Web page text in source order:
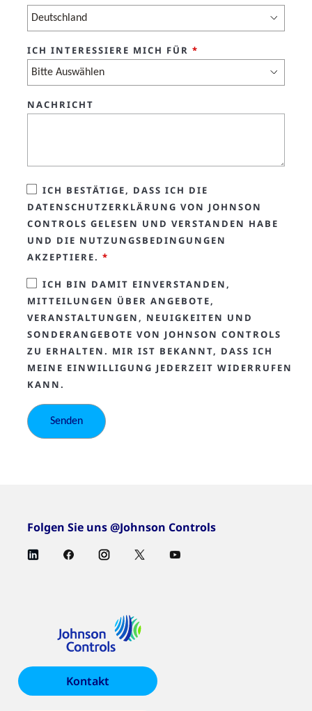
ICH INTERESSIERE MICH FÜR *
NACHRICHT
ICH BESTÄTIGE, DASS ICH DIE
DATENSCHUTZERKLÄRUNG VON JOHNSON
CONTROLS GELESEN UND VERSTANDEN HABE
UND DIE NUTZUNGSBEDINGUNGEN
AKZEPTIERE. *
ICH BIN DAMIT EINVERSTANDEN,
MITTEILUNGEN ÜBER ANGEBOTE,
VERANSTALTUNGEN, NEUIGKEITEN UND
SONDERANGEBOTE VON JOHNSON CONTROLS
ZU ERHALTEN. MIR IST BEKANNT, DASS ICH
MEINE EINWILLIGUNG JEDERZEIT WIDERRUFEN
KANN.
Folgen Sie uns @Johnson Controls
Kontakt